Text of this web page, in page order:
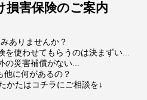
損害保険のご案内
ありませんか？
を使わせてもらうのは決まずい...
の災害補償がない...
他に何があるの？
かたはコチラにご相談を↓